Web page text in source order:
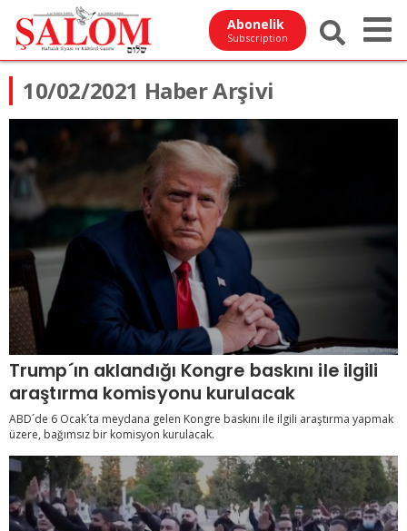
Abonelik
Subscription
10/02/2021 Haber Arşivi
Trump´ın aklandığı Kongre baskını ile ilgili
araştırma komisyonu kurulacak
ABD´de 6 Ocak´ta meydana gelen Kongre baskını ile ilgili araştırma yapmak
üzere, bağımsız bir komisyon kurulacak.